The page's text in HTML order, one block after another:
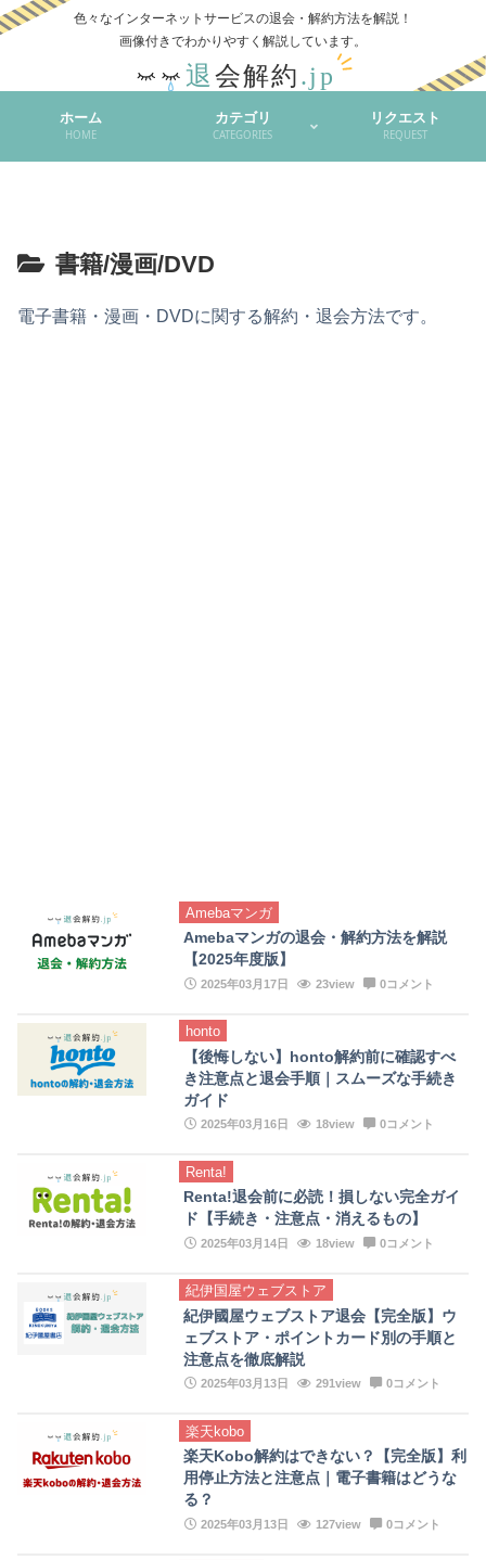
色々なインターネットサービスの退会・解約方法を解説！
ホーム
HOME
カテゴリ
CATEGORIES
リクエスト
REQUEST
書籍/漫画/DVD
電子書籍・漫画・DVDに関する解約・退会方法です。
Amebaマンガ
Amebaマンガの退会・解約方法を解説
【2025年度版】
2025年03月17日 23view 0コメント
honto
【後悔しない】honto解約前に確認すべ
き注意点と退会手順｜スムーズな手続き
ガイド
2025年03月16日 18view 0コメント
Renta!
Renta!退会前に必読！損しない完全ガイ
ド【手続き・注意点・消えるもの】
2025年03月14日 18view 0コメント
紀伊国屋ウェブストア
紀伊國屋ウェブストア退会【完全版】ウ
ェブストア・ポイントカード別の手順と
注意点を徹底解説
2025年03月13日 291view 0コメント
楽天kobo
楽天Kobo解約はできない？【完全版】利
用停止方法と注意点｜電子書籍はどうな
る？
2025年03月13日 127view 0コメント